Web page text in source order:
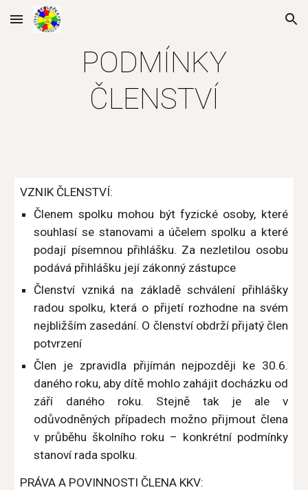
Skip to main content Skip to navigation
PODMÍNKY
ČLENSTVÍ
VZNIK ČLENSTVÍ:
Členem spolku mohou být fyzické osoby, které
souhlasí se stanovami a účelem spolku a které
podají písemnou přihlášku. Za nezletilou osobu
podává přihlášku její zákonný zástupce
Členství vzniká na základě schválení přihlášky
radou spolku, která o přijetí rozhodne na svém
nejbližším zasedání. O členství obdrží přijatý člen
potvrzení
Člen je zpravidla přijímán nejpozději ke 30.6.
daného roku, aby dítě mohlo zahájit docházku od
září daného roku. Stejně tak je ale v
odůvodněných případech možno přijmout člena
v průběhu školního roku – konkrétní podmínky
stanoví rada spolku.
PRÁVA A POVINNOSTI ČLENA KKV: